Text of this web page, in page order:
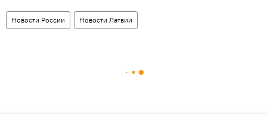
Новости России Новости Латвии